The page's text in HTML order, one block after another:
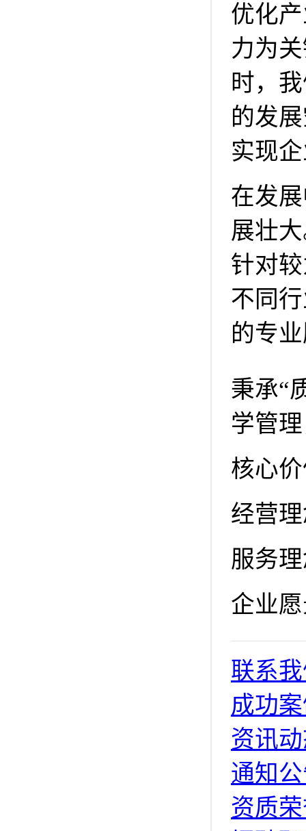
优化
力为
时，
的发
实现
在发
展壮
针对
不同
的专
秉承“
学管
核心
经营
服务
企业
联系
成功
资讯
通知
资质